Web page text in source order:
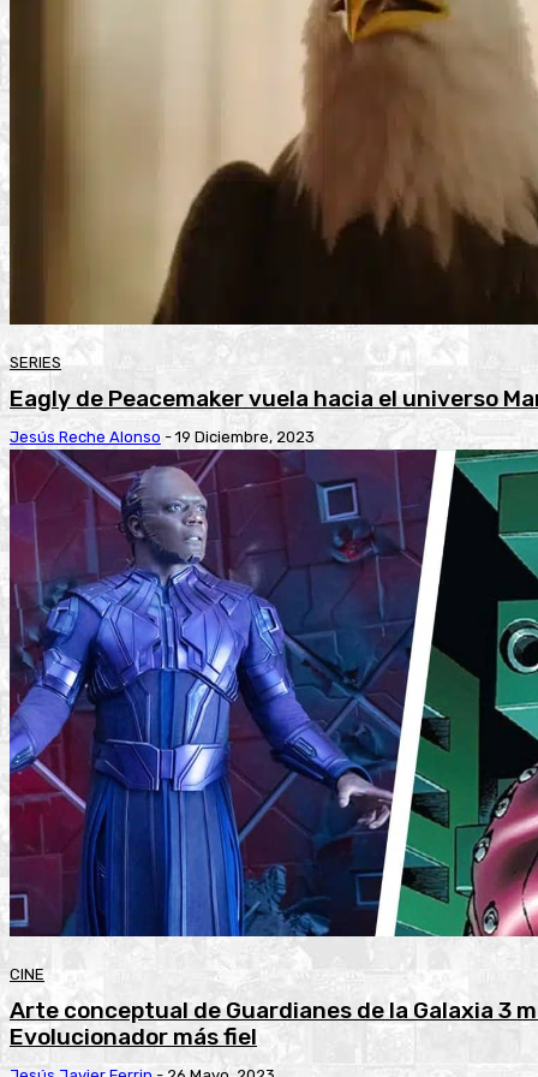
SERIES
Eagly de Peacemaker vuela hacia el universo
Jesús Reche Alonso - 19 Diciembre, 2023
CINE
Arte conceptual de Guardianes de la Galaxia 3
Evolucionador más fiel